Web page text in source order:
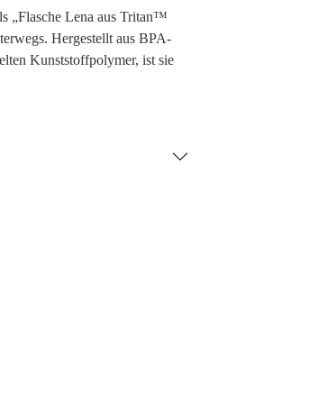
„Flasche Lena aus Tritan™
Hergestellt aus BPA-
Kunststoffpolymer, ist sie
– perfekt für den täglichen